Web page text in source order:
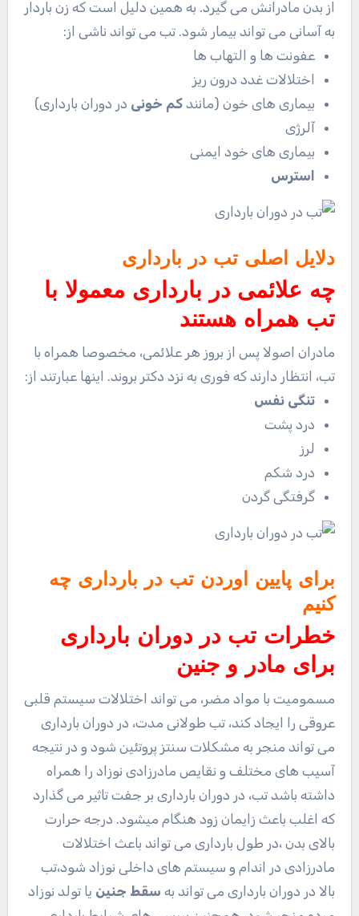
از بدن مادرانش می گیرد. به همین دلیل است که زن باردار
به آسانی می تواند بیمار شود. تب می تواند ناشی از:
عفونت ها و التهاب ها
اختلالات غدد درون ریز
بیماری های خون (مانندکم خونی در دوران بارداری)
آلرژی
بیماری های خود ایمنی
استرس
دلایل اصلی تب در بارداری
چه علائمی در بارداری معمولا با
تب همراه هستند
مادران اصولا پس از بروز هر علائمی، مخصوصا همراه با
تب، انتظار دارند که فوری به نزد دکتر بروند. اینها عبارتند از:
تنگی نفس
درد پشت
لرز
درد شکم
گرفتگی گردن
برای پایین اوردن تب در بارداری چه
کنیم
خطرات تب در دوران بارداری
برای مادر و جنین
مسمومیت با مواد مضر، می تواند اختلالات سیستم قلبی
عروقی را ایجاد کند، تب طولانی مدت، در دوران بارداری
می تواند منجر به مشکلات سنتز پروتئین شود و در نتیجه
آسیب های مختلف و نقایص مادرزادی نوزاد را همراه
داشته باشد تب، در دوران بارداری بر جفت تاثیر می گذارد
که اغلب باعث زایمان زود هنگام میشود. درجه حرارت
بالای بدن ،در طول بارداری می تواند باعث اختلالات
مادرزادی در اندام و سیستم های داخلی نوزاد شود،تب
بالا در دوران بارداری می تواند به سقط جنین یا تولد نوزاد